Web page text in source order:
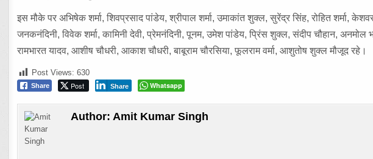
इस मौके पर अभिषेक शर्मा, शिवप्रसाद पांडेय, श्रीपाल शर्मा, उमाकांत शुक्ल, सुरेंद्र सिंह, रोहित शर्मा,
जनकनंदिनी, विवेक शर्मा, कामिनी देवी, प्रेमनंदिनी, पूनम, उमेश पांडेय, प्रिंस शुक्ल, संदीप चौहान, अनमोल
रामभारत यादव, आशीष चौधरी, आकाश चौधरी, बाबूराम चौरसिया, फूलराम वर्मा, आशुतोष शुक्ल मौजूद रहे।
Post Views: 630
Share Post Share Whatsapp
Author:Amit Kumar Singh